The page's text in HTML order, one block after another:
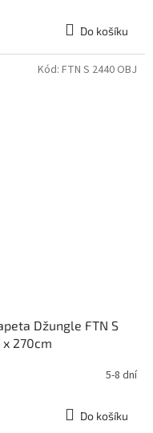
Do košíku
Džungle FTN S
270cm
5-8 dní
Do košíku
Kód: FTN S 2440 OBJ